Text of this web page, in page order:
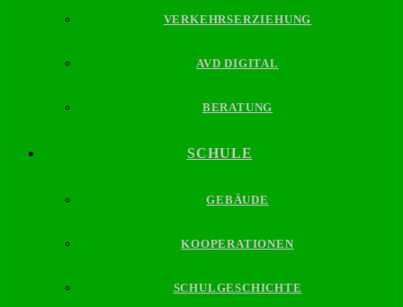
VERKEHRSERZIEHUNG
AVD DIGITAL
BERATUNG
SCHULE
GEBÄUDE
KOOPERATIONEN
SCHULGESCHICHTE